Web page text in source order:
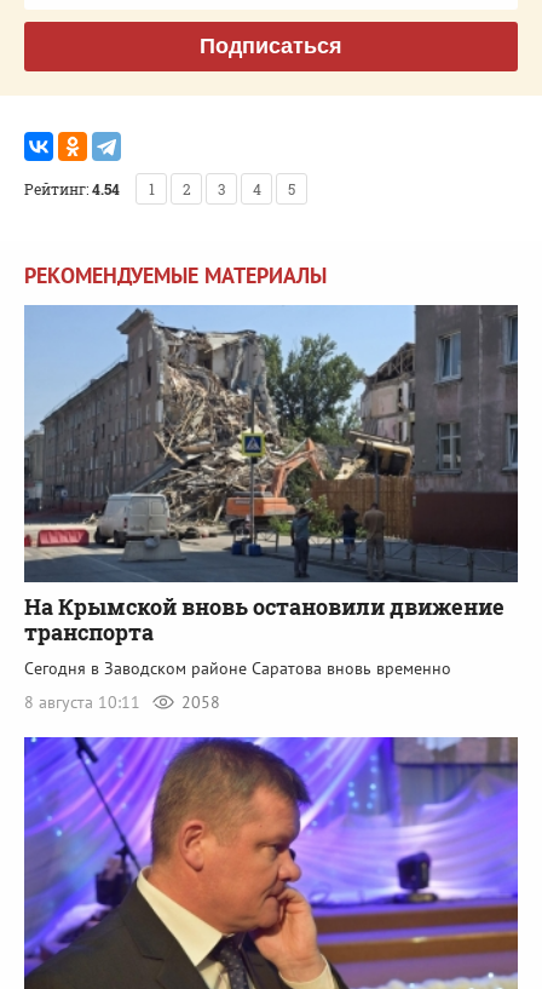
Подписаться
Рейтинг:4.54 1 2 3 4 5
РЕКОМЕНДУЕМЫЕ МАТЕРИАЛЫ
На Крымской вновь остановили движение
транспорта
Сегодня в Заводском районе Саратова вновь временно
8 августа 10:11
2058